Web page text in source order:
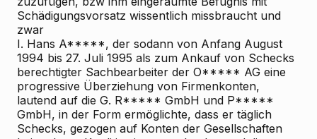
Schädigungsvorsatz wissentlich missbraucht und
zwar
I. Hans A*****, der sodann von Anfang August
1994 bis 27. Juli 1995 als zum Ankauf von Schecks
berechtigter Sachbearbeiter der O***** AG eine
progressive Überziehung von Firmenkonten,
lautend auf die G. R***** GmbH und P*****
GmbH, in der Form ermöglichte, dass er täglich
Schecks, gezogen auf Konten der Gesellschaften